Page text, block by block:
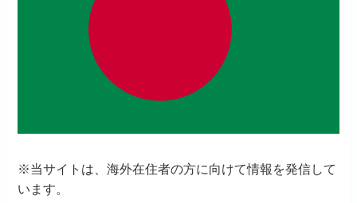
※当サイトは、海外在住者の方に向けて情報を発信して
います。